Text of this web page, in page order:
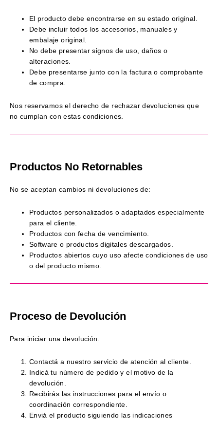
El producto debe encontrarse en su estado original.
Debe incluir todos los accesorios, manuales y
embalaje original.
No debe presentar signos de uso, daños o
alteraciones.
Debe presentarse junto con la factura o comprobante
de compra.
Nos reservamos el derecho de rechazar devoluciones que
no cumplan con estas condiciones.
Productos No Retornables
No se aceptan cambios ni devoluciones de:
Productos personalizados o adaptados especialmente
para el cliente.
Productos con fecha de vencimiento.
Software o productos digitales descargados.
Productos abiertos cuyo uso afecte condiciones de uso
o del producto mismo.
Proceso de Devolución
Para iniciar una devolución:
Contactá a nuestro servicio de atención al cliente.
Indicá tu número de pedido y el motivo de la
devolución.
Recibirás las instrucciones para el envío o
coordinación correspondiente.
Enviá el producto siguiendo las indicaciones